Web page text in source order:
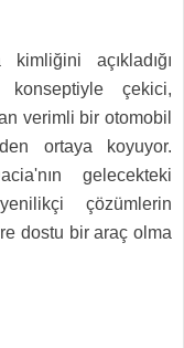
açıkladığı
konseptiyle çekici,
verimli bir otomobil
ortaya koyuyor.
gelecekteki
çözümlerin
dostu bir araç olma